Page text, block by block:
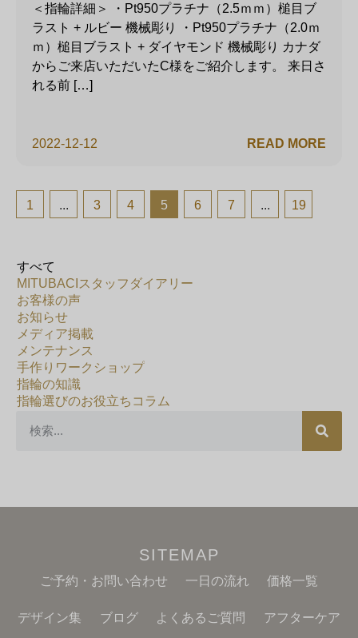
2022-12-12
＜指輪詳細＞ ・Pt950プラチナ（2.5ｍｍ）槌目ブ
ラスト + ルビー 機械彫り ・Pt950プラチナ（2.0ｍ
ｍ）槌目ブラスト + ダイヤモンド 機械彫り カナダ
からご来店いただいたC様をご紹介します。 来日さ
れる前 […]
READ MORE
1 ... 3 4 5 6 7 ... 19
MITUBACIスタッフダイアリー
お客様の声
お知らせ
メディア掲載
メンテナンス
手作りワークショップ
指輪の知識
指輪選びのお役立ちコラム
すべて
SITEMAP
ご予約・お問い合わせ 一日の流れ 価格一覧
デザイン集 ブログ よくあるご質問 アフターケア